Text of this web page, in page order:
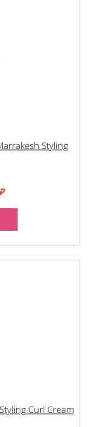
Styling
Curl Cream